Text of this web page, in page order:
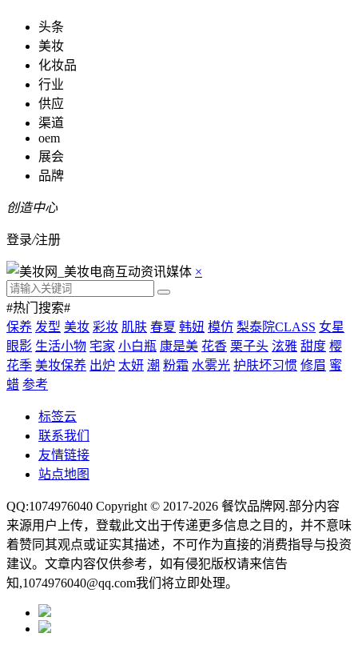
头条
美妆
化妆品
行业
供应
渠道
oem
展会
品牌
创造中心
登录/注册
×
#热门搜索#
保养 发型 美妆 彩妆 肌肤 春夏 韩妞 模仿 梨泰院CLASS 女星
眼影 生活小物 宅家 小白瓶 康是美 花香 栗子头 泫雅 甜度 樱
花季 美妆保养 出炉 太妍 潮 粉霜 水雾光 护肤坏习惯 修眉 蜜
蜡 参考
标签云
联系我们
友情链接
站点地图
QQ:1074976040 Copyright © 2017-2026 餐饮品牌网 .部分内容
来源用户上传，登载此文出于传递更多信息之目的，并不意味
着赞同其观点或证实其描述，不可作为直接的消费指导与投资
建议。文章内容仅供参考，如有侵犯版权请来信告
知,1074976040@qq.com我们将立即处理。